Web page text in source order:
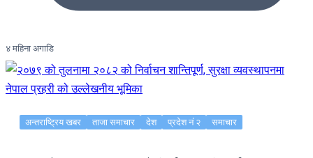
४ महिना अगाडि
अन्तराष्ट्रिय खबर ताजा समाचार देश प्रदेश नं २ समाचार